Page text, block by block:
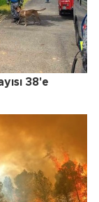
38'e